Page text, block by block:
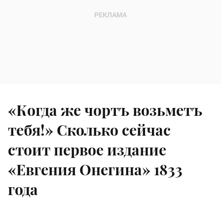
«Когда же чортъ возьметъ
тебя!» Сколько сейчас
стоит первое издание
«Евгения Онегина» 1833
года